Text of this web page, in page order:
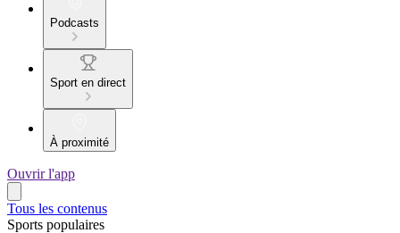
Podcasts
Sport en direct
À proximité
Ouvrir l'app
Tous les contenus
Sports populaires